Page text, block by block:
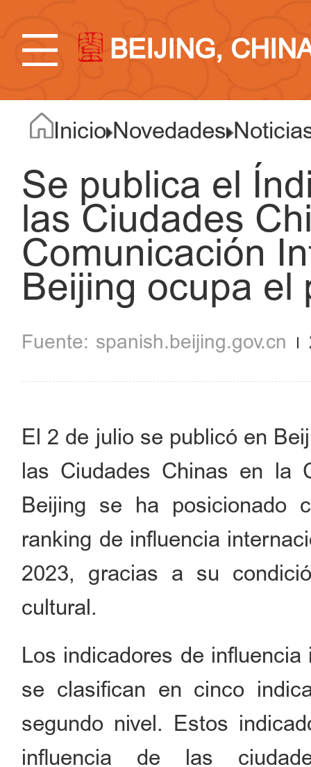
BEIJING,
Inicio Novedades
Se publica el
las Ciudades
Comunicación
Beijing ocupa el
spanish.beijing.gov.cn
El 2 de julio se publicó en
las Ciudades Chinas en la
Beijing se ha posicionado
ranking de influencia
2023, gracias a su
cultural.
Los indicadores de
se clasifican en cinco
segundo nivel. Estos
influencia de las